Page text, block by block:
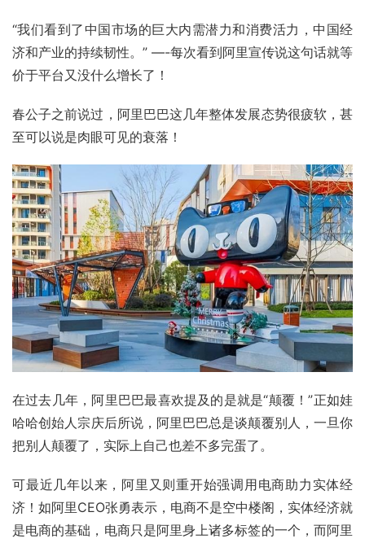
“我们看到了中国市场的巨大内需潜力和消费活力，中国经
济和产业的持续韧性。” —-每次看到阿里宣传说这句话就等
价于平台又没什么增长了！
春公子之前说过，阿里巴巴这几年整体发展态势很疲软，甚
至可以说是肉眼可见的衰落！
在过去几年，阿里巴巴最喜欢提及的是就是“颠覆！”正如娃
哈哈创始人 宗庆后所说，阿里巴巴总是谈颠覆别人，一旦你
把别人颠覆了，实际上自己也差不多完蛋了。
可最近几年以来，阿里又则重开始强调用电商助力 实体经
济 ！如阿里CEO张勇表示，电商不是空中楼阁，实体经济就
是电商的基础，电商只是阿里身上诸多标签的一个，而阿里